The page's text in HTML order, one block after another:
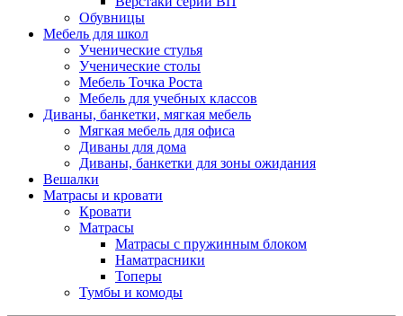
Обувницы
Мебель для школ
Ученические стулья
Ученические столы
Мебель Точка Роста
Мебель для учебных классов
Диваны, банкетки, мягкая мебель
Мягкая мебель для офиса
Диваны для дома
Диваны, банкетки для зоны ожидания
Вешалки
Матрасы и кровати
Кровати
Матрасы
Матрасы с пружинным блоком
Наматрасники
Топеры
Тумбы и комоды